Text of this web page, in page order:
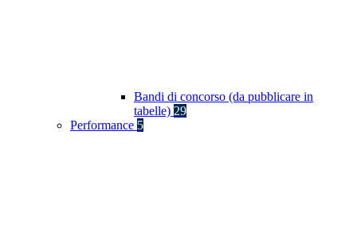
Bandi di concorso (da pubblicare in
tabelle) 29
Performance 5